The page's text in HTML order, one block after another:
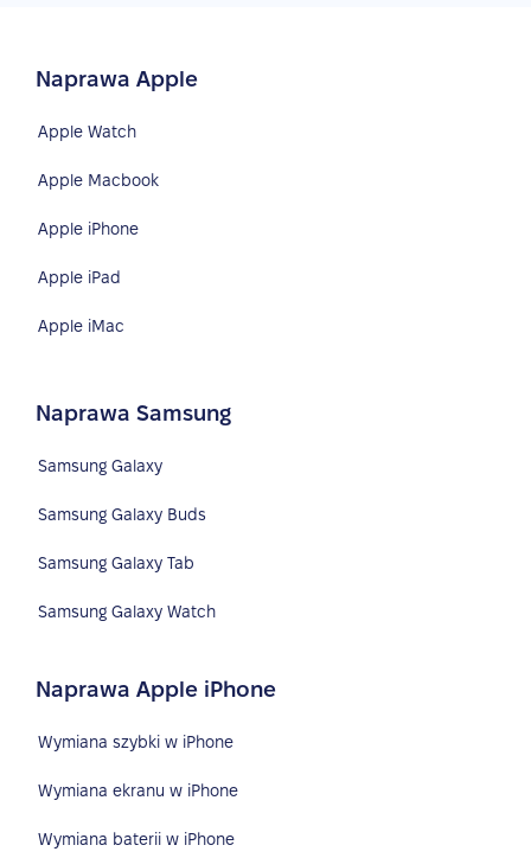
Naprawa Apple
Apple Watch
Apple Macbook
Apple iPhone
Apple iPad
Apple iMac
Naprawa Samsung
Samsung Galaxy
Samsung Galaxy Buds
Samsung Galaxy Tab
Samsung Galaxy Watch
Naprawa Apple iPhone
Wymiana szybki w iPhone
Wymiana ekranu w iPhone
Wymiana baterii w iPhone